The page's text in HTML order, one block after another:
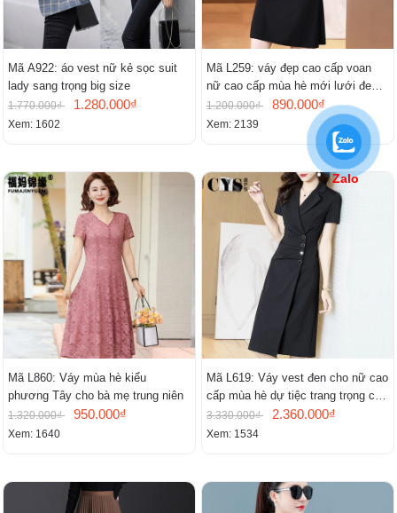
Mã A922: áo vest nữ kẻ sọc suit
lady sang trọng big size
1.770.000₫ 1.280.000₫
Xem: 1602
Mã L259: váy đẹp cao cấp voan
nữ cao cấp mùa hè mới lưới đen
cao cấp khí chất nhỏ tay ngắn
1.200.000₫ 890.000₫
Xem: 2139
Mã L860: Váy mùa hè kiểu
phương Tây cho bà mẹ trung niên
1.320.000₫ 950.000₫
Xem: 1640
Mã L619: Váy vest đen cho nữ cao
cấp mùa hè dự tiệc trang trọng cao
cấp
3.330.000₫ 2.360.000₫
Xem: 1534
Zalo